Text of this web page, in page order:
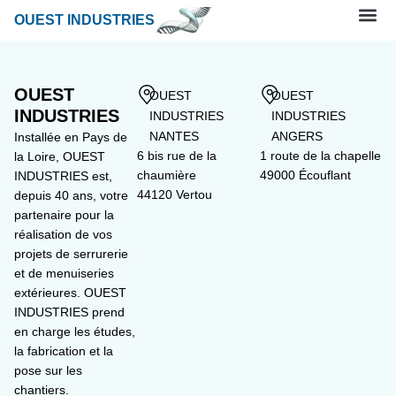
OUEST INDUSTRIES
OUEST
INDUSTRIES
Installée en Pays de
la Loire, OUEST
INDUSTRIES est,
depuis 40 ans, votre
partenaire pour la
réalisation de vos
projets de serrurerie
et de menuiseries
extérieures. OUEST
INDUSTRIES prend
en charge les études,
la fabrication et la
pose sur les
chantiers.
OUEST
INDUSTRIES
NANTES
6 bis rue de la
chaumière
44120 Vertou
OUEST
INDUSTRIES
ANGERS
1 route de la chapelle
49000 Écouflant